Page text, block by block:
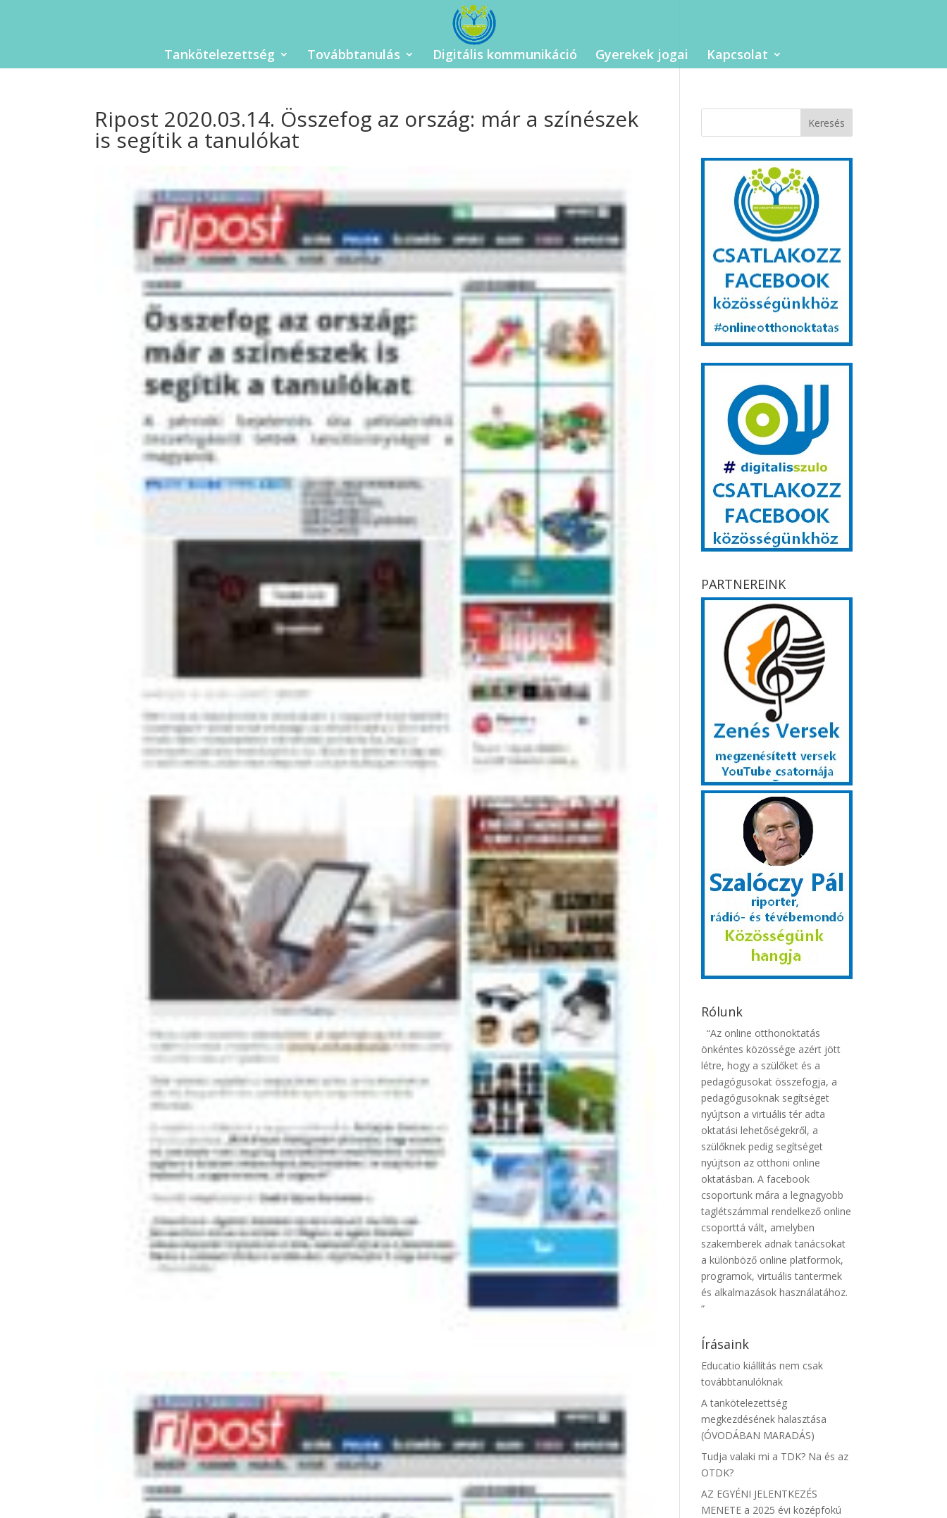
Tankötelezettség Továbbtanulás Digitális kommunikáció Gyerekek jogai Kapcsolat
Ripost 2020.03.14. Összefog az ország: már a színészek
is segítik a tanulókat
PARTNEREINK
Rólunk
“Az online otthonoktatás
önkéntes közössége azért jött
létre, hogy a szülőket és a
pedagógusokat összefogja, a
pedagógusoknak segítséget
nyújtson a virtuális tér adta
oktatási lehetőségekről, a
szülőknek pedig segítséget
nyújtson az otthoni online
oktatásban. A facebook
csoportunk mára a legnagyobb
taglétszámmal rendelkező online
csoporttá vált, amelyben
szakemberek adnak tanácsokat
a különböző online platformok,
programok, virtuális tantermek
és alkalmazások használatához.
“
Írásaink
Educatio kiállítás nem csak
továbbtanulóknak
A tankötelezettség
megkezdésének halasztása
(ÓVODÁBAN MARADÁS)
Tudja valaki mi a TDK? Na és az
OTDK?
AZ EGYÉNI JELENTKEZÉS
MENETE a 2025 évi középfokú